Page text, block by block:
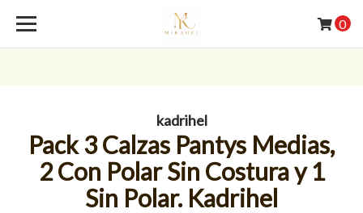
0
kadrihel
Pack 3 Calzas Pantys Medias,
2 Con Polar Sin Costura y 1
Sin Polar. Kadrihel